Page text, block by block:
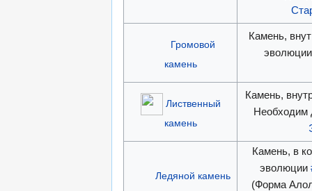
Громовой
камень
Камень,
Лиственный
камень
Камень,
Ледяной камень
Камень, в
эволюции
(Форма